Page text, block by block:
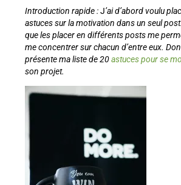
Introduction rapide :J’ai d’abord voulu
astuces sur la motivation dans un seul
que les placer en différents posts me
me concentrer sur chacun d’entre eux.
présente ma liste de 20astuces pour se
son projet.